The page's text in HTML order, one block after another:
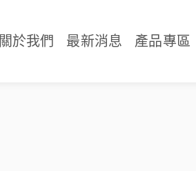
關於我們 最新消息 產品專區